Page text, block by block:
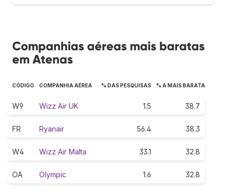
Companhias aéreas mais baratas
em Atenas
CÓDIGO COMPANHIA AÉREA % DAS PESQUISAS % A MAIS BARATA
W9 Wizz Air UK 1.5 38.7
FR Ryanair 56.4 38.3
W4 Wizz Air Malta 33.1 32.8
OA Olympic 1.6 32.8